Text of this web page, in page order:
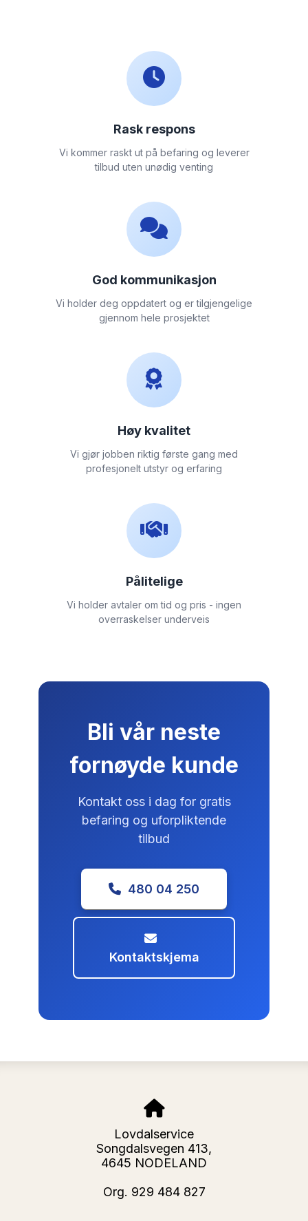
Rask respons
Vi kommer raskt ut på befaring og leverer
tilbud uten unødig venting
God kommunikasjon
Vi holder deg oppdatert og er tilgjengelige
gjennom hele prosjektet
Høy kvalitet
Vi gjør jobben riktig første gang med
profesjonelt utstyr og erfaring
Pålitelige
Vi holder avtaler om tid og pris - ingen
overraskelser underveis
Bli vår neste
fornøyde kunde
Kontakt oss i dag for gratis
befaring og uforpliktende
tilbud
480 04 250
Kontaktskjema
Lovdalservice
Songdalsvegen 413,
4645 NODELAND
Org. 929 484 827